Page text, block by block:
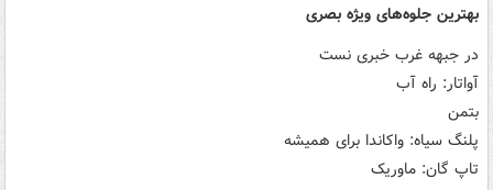
بهترین جلوه‌های ویژه بصری
در جبهه غرب خبری نست
آواتار: راه آب
بتمن
پلنگ سیاه: واکاندا برای همیشه
تاپ گان: ماوریک